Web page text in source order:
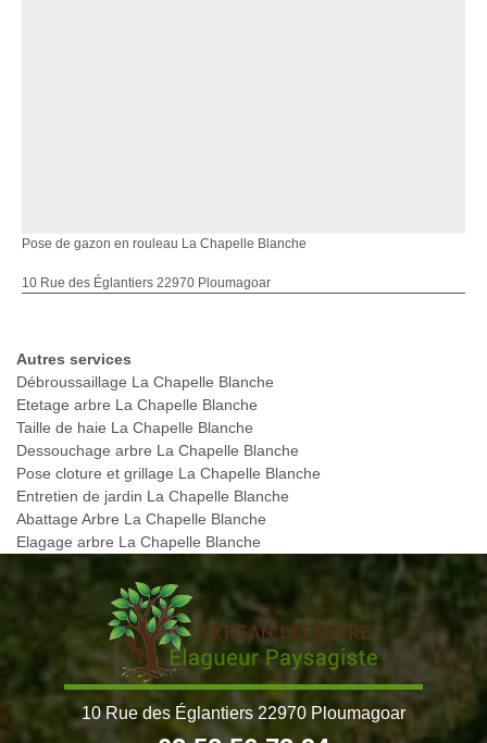
Pose de gazon en rouleau La Chapelle Blanche
10 Rue des Églantiers 22970 Ploumagoar
Autres services
Débroussaillage La Chapelle Blanche
Etetage arbre La Chapelle Blanche
Taille de haie La Chapelle Blanche
Dessouchage arbre La Chapelle Blanche
Pose cloture et grillage La Chapelle Blanche
Entretien de jardin La Chapelle Blanche
Abattage Arbre La Chapelle Blanche
Elagage arbre La Chapelle Blanche
10 Rue des Églantiers 22970 Ploumagoar